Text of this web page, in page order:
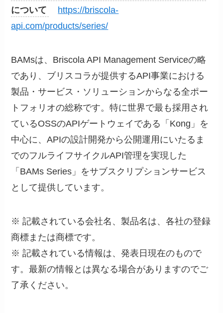
について
https://briscola-
api.com/products/series/
BAMsは、Briscola API Management Serviceの略
であり、ブリスコラが提供するAPI事業における
製品・サービス・ソリューションからなる全ポー
トフォリオの総称です。特に世界で最も採用され
ているOSSのAPIゲートウェイである「Kong」を
中心に、APIの設計開発から公開運用にいたるま
でのフルライフサイクルAPI管理を実現した
「BAMs Series」をサブスクリプションサービス
として提供しています。
※ 記載されている会社名、製品名は、各社の登録
商標または商標です。
※ 記載されている情報は、発表日現在のもので
す。最新の情報とは異なる場合がありますのでご
了承ください。